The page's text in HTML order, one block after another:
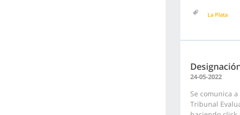
La Plata
24-05-2022
Se comunica
Tribunal